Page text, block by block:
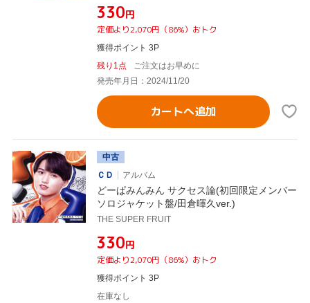
¥330円
定価より2,070円（86%）おトク
獲得ポイント 3P
残り1点
ご注文はお早めに
発売年月日：2024/11/20
カートへ追加
中古
ＣＤ
アルバム
どーぱみんみん サクセス論(初回限定メンバー
ソロジャケット盤/田倉暉久ver.)
THE SUPER FRUIT
¥330円
定価より2,070円（86%）おトク
獲得ポイント 3P
在庫なし